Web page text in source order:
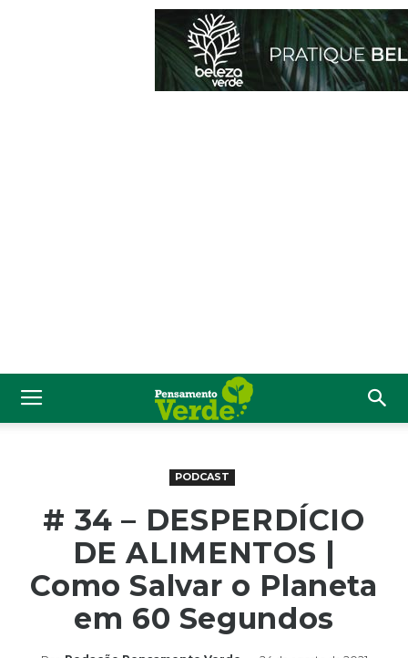
PODCAST
# 34 – DESPERDÍCIO
DE ALIMENTOS |
Como Salvar o Planeta
em 60 Segundos